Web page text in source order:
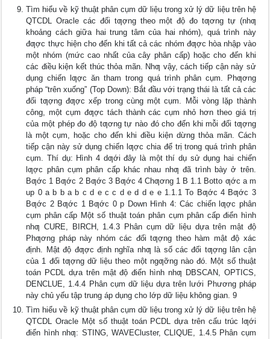
Tìm hiểu về kỹ thuật phân cụm dữ liệu trong xử lý dữ liệu trên hệ
QTCDL Oracle các đối tƣợng theo một độ đo tƣơng tự (nhƣ
khoảng cách giữa hai trung tâm của hai nhóm), quá trình này
đƣợc thực hiện cho đến khi tất cả các nhóm đƣợc hòa nhập vào
một nhóm (mức cao nhất của cây phân cấp) hoặc cho đến khi
các điều kiện kết thúc thỏa mãn. Nhƣ vậy, cách tiếp cận này sử
dụng chiến lƣợc ăn tham trong quá trình phân cụm. Phƣơng
pháp “trên xuống” (Top Down): Bắt đầu với trạng thái là tất cả các
đối tƣợng đƣợc xếp trong cùng một cụm. Mỗi vòng lặp thành
công, một cụm đƣợc tách thành các cụm nhỏ hơn theo giá trị
của một phép đo độ tƣơng tự nào đó cho đến khi mỗi đối tƣợng
là một cụm, hoặc cho đến khi điều kiện dừng thỏa mãn. Cách
tiếp cận này sử dụng chiến lƣợc chia để trị trong quá trình phân
cụm. Thí dụ: Hình 4 dƣới đây là một thí dụ sử dụng hai chiến
lƣợc phân cụm phân cấp khác nhau nhƣ đã trình bày ở trên.
Bƣớc 1 Bƣớc 2 Bƣớc 3 Bƣớc 4 Chƣơng 1 B 1.1 Botto ƣớc a m
up 0 a b b a b c d e c c d e d d e e 1.1.1 To Bƣớc 4 Bƣớc 3
Bƣớc 2 Bƣớc 1 Bƣớc 0 p Down Hình 4: Các chiến lƣợc phân
cụm phân cấp Một số thuật toán phân cụm phân cấp điển hình
nhƣ CURE, BIRCH, 1.4.3 Phân cụm dữ liệu dựa trên mật độ
Phƣơng pháp này nhóm các đối tƣợng theo hàm mật độ xác
định. Mật độ đƣợc định nghĩa nhƣ là số các đối tƣợng lân cận
của 1 đối tƣợng dữ liệu theo một ngƣỡng nào đó. Một số thuật
toán PCDL dựa trên mật độ điển hình nhƣ DBSCAN, OPTICS,
DENCLUE, 1.4.4 Phân cụm dữ liệu dựa trên lưới Phương pháp
này chủ yếu tập trung áp dụng cho lớp dữ liệu không gian. 9
Tìm hiểu về kỹ thuật phân cụm dữ liệu trong xử lý dữ liệu trên hệ
QTCDL Oracle Một số thuật toán PCDL dựa trên cấu trúc lƣới
điển hình nhƣ: STING, WAVECluster, CLIQUE, 1.4.5 Phân cụm